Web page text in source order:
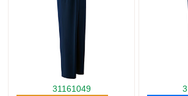
31161049